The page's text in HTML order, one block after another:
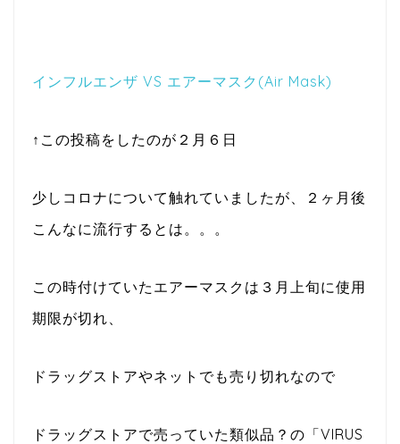
インフルエンザ VS エアーマスク(Air Mask)
↑この投稿をしたのが２月６日
少しコロナについて触れていましたが、２ヶ月後
こんなに流行するとは。。。
この時付けていたエアーマスクは３月上旬に使用
期限が切れ、
ドラッグストアやネットでも売り切れなので
ドラッグストアで売っていた類似品？の「VIRUS